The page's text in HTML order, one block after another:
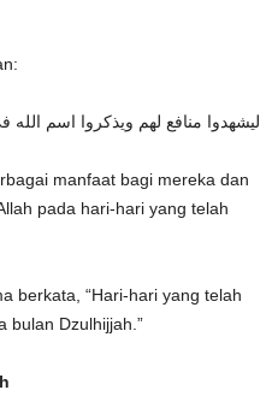
ليشهدوا منافع لهم ويذكروا اسم الله
manfaat bagi mereka dan
pada hari-hari yang telah
berkata, “Hari-hari yang telah
bulan Dzulhijjah.”